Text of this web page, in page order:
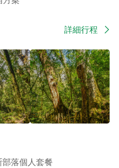
淨之地～遺世獨的泰雅部落～司
豐厚、土壤
道路、生活貧乏的時間裡，伊玠
隻腳踏在司
大地震動、土石崩落，沒多久就
神應許說：
許多的人潮，連土石都會跳
在山下工作的族人，仍每周徒步
為了回家便
。現今，神成就這夢境，讓司馬
詳細行程
落個人套餐